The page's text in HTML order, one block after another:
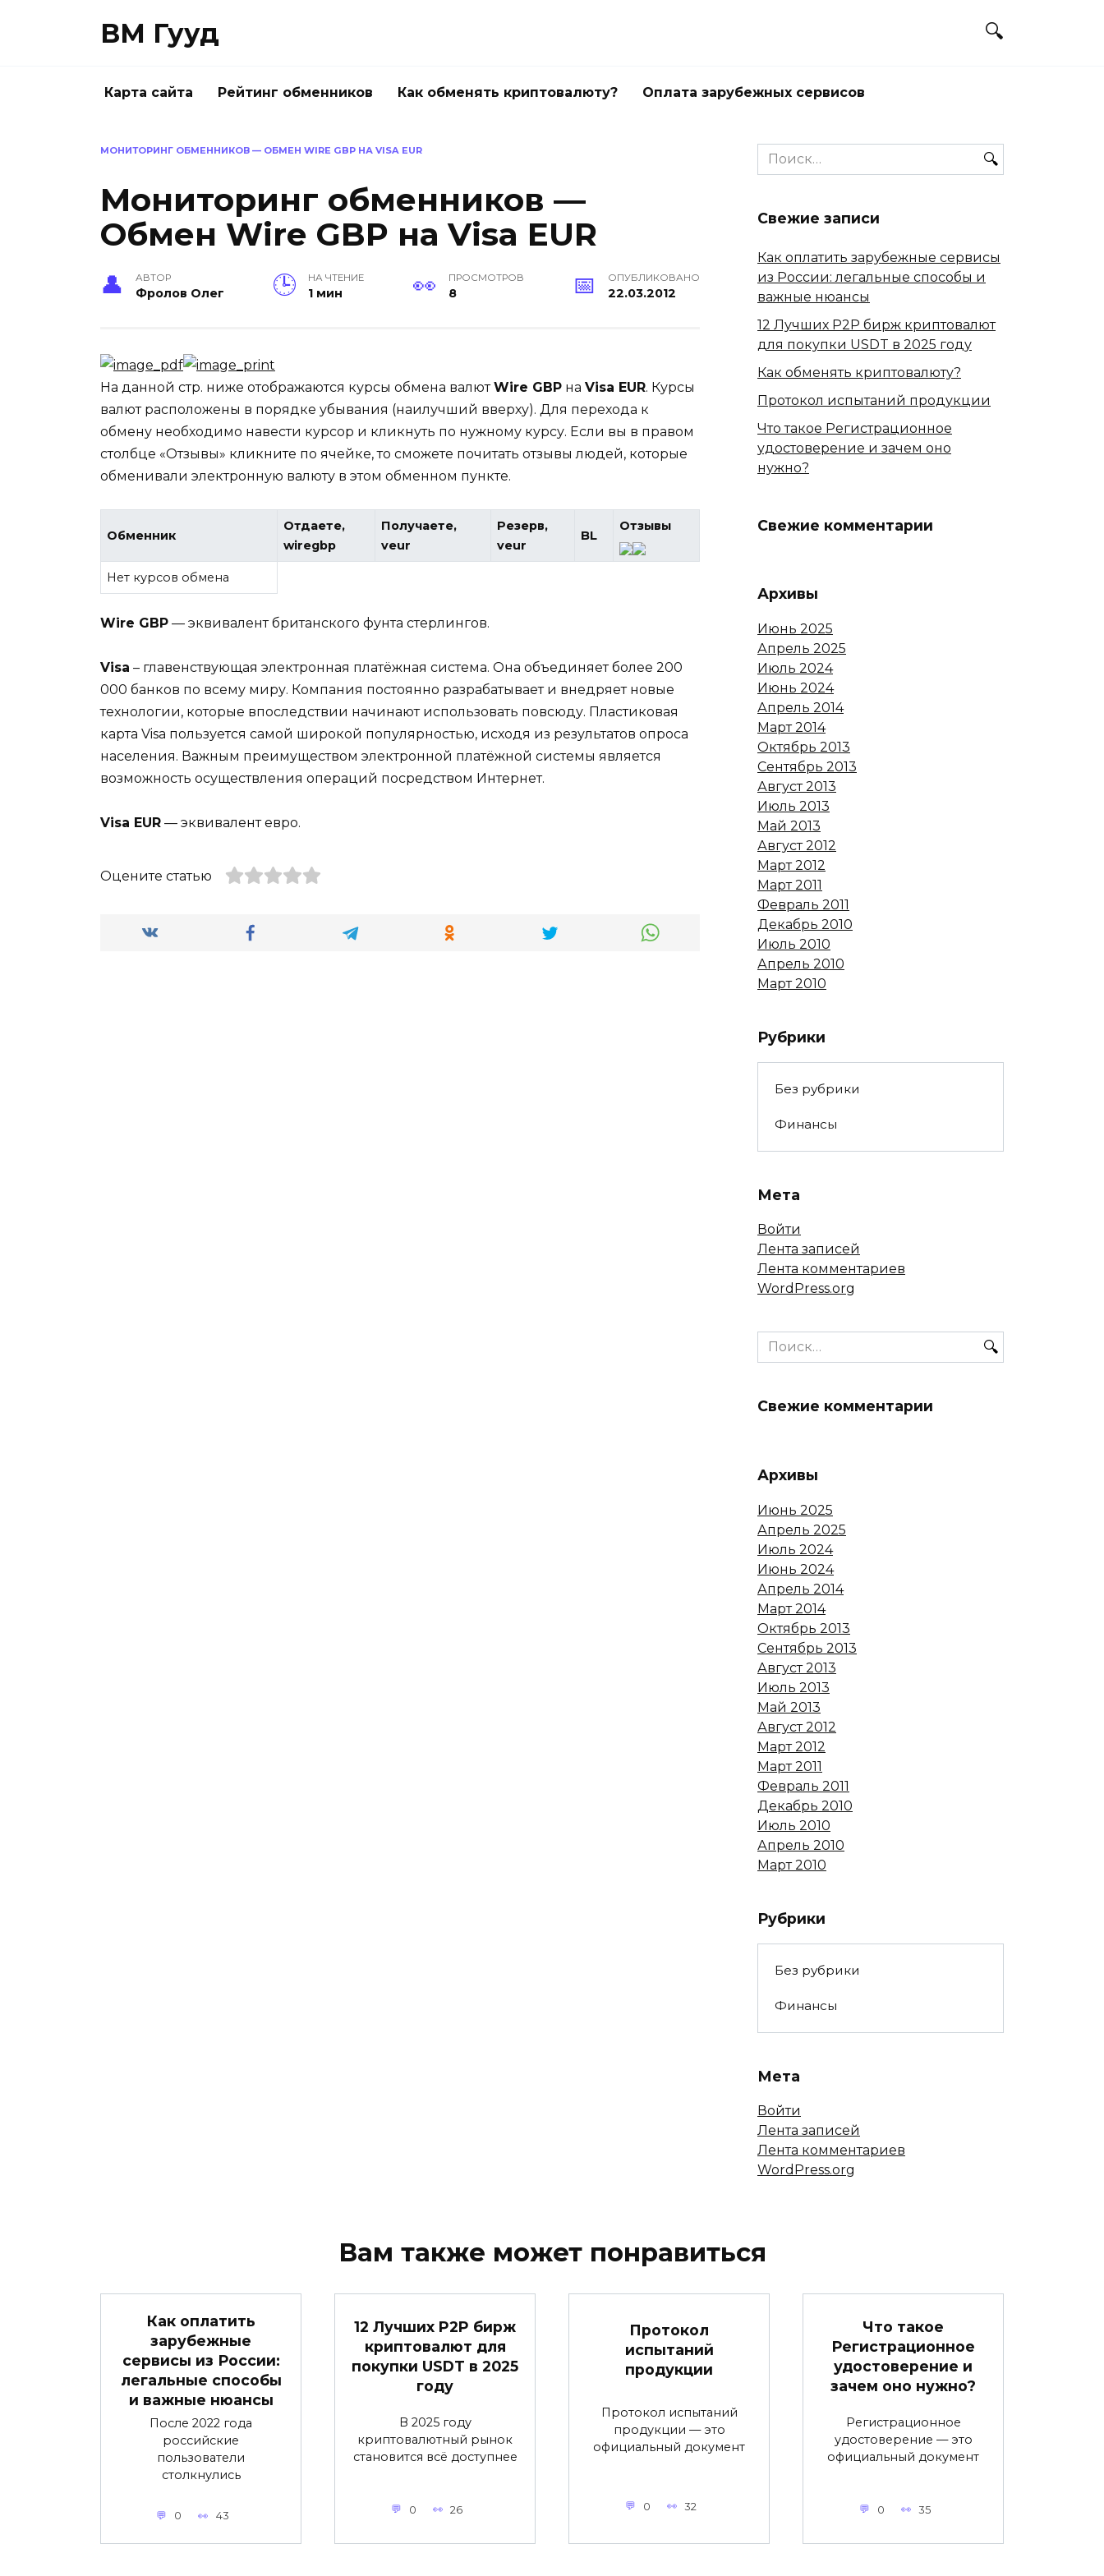
ВМ Гууд
Карта сайта Рейтинг обменников Как обменять криптовалюту? Оплата зарубежных сервисов
МОНИТОРИНГ ОБМЕННИКОВ — ОБМЕН WIRE GBP НА VISA EUR
Мониторинг обменников —
Обмен Wire GBP на Visa EUR
АВТОР
Фролов Олег
НА ЧТЕНИЕ
1 мин
ПРОСМОТРОВ
8
ОПУБЛИКОВАНО
22.03.2012
На данной стр. ниже отображаются курсы обмена валютWire GBP на Visa EUR. Курсы
валют расположены в порядке убывания (наилучший вверху). Для перехода к
обмену необходимо навести курсор и кликнуть по нужному курсу. Если вы в правом
столбце «Отзывы» кликните по ячейке, то сможете почитать отзывы людей, которые
обменивали электронную валюту в этом обменном пункте.
Обменник
Отдаете,
wiregbp
Получаете,
veur
Резерв,
veur
BL
Отзывы
Нет курсов обмена
Wire GBP — эквивалент британского фунта стерлингов.
Visa – главенствующая электронная платёжная система. Она объединяет более 200
000 банков по всему миру. Компания постоянно разрабатывает и внедряет новые
технологии, которые впоследствии начинают использовать повсюду. Пластиковая
карта Visa пользуется самой широкой популярностью, исходя из результатов опроса
населения. Важным преимуществом электронной платёжной системы является
возможность осуществления операций посредством Интернет.
Visa EUR — эквивалент евро.
Оцените статью
Search
for:
Свежие записи
Как оплатить зарубежные сервисы
из России: легальные способы и
важные нюансы
12 Лучших P2P бирж криптовалют
для покупки USDT в 2025 году
Как обменять криптовалюту?
Протокол испытаний продукции
Что такое Регистрационное
удостоверение и зачем оно
нужно?
Свежие комментарии
Архивы
Июнь 2025
Апрель 2025
Июль 2024
Июнь 2024
Апрель 2014
Март 2014
Октябрь 2013
Сентябрь 2013
Август 2013
Июль 2013
Май 2013
Август 2012
Март 2012
Март 2011
Февраль 2011
Декабрь 2010
Июль 2010
Апрель 2010
Март 2010
Рубрики
Без рубрики
Финансы
Мета
Войти
Лента записей
Лента комментариев
WordPress.org
Search
for:
Свежие комментарии
Архивы
Июнь 2025
Апрель 2025
Июль 2024
Июнь 2024
Апрель 2014
Март 2014
Октябрь 2013
Сентябрь 2013
Август 2013
Июль 2013
Май 2013
Август 2012
Март 2012
Март 2011
Февраль 2011
Декабрь 2010
Июль 2010
Апрель 2010
Март 2010
Рубрики
Без рубрики
Финансы
Мета
Войти
Лента записей
Лента комментариев
WordPress.org
Вам также может понравиться
Как оплатить
зарубежные
сервисы из России:
легальные способы
и важные нюансы
После 2022 года
российские
пользователи
столкнулись
0 43
12 Лучших P2P бирж
криптовалют для
покупки USDT в 2025
году
В 2025 году
криптовалютный рынок
становится всё доступнее
0 26
Протокол
испытаний
продукции
Протокол испытаний
продукции — это
официальный документ
0 32
Что такое
Регистрационное
удостоверение и
зачем оно нужно?
Регистрационное
удостоверение — это
официальный документ
0 35